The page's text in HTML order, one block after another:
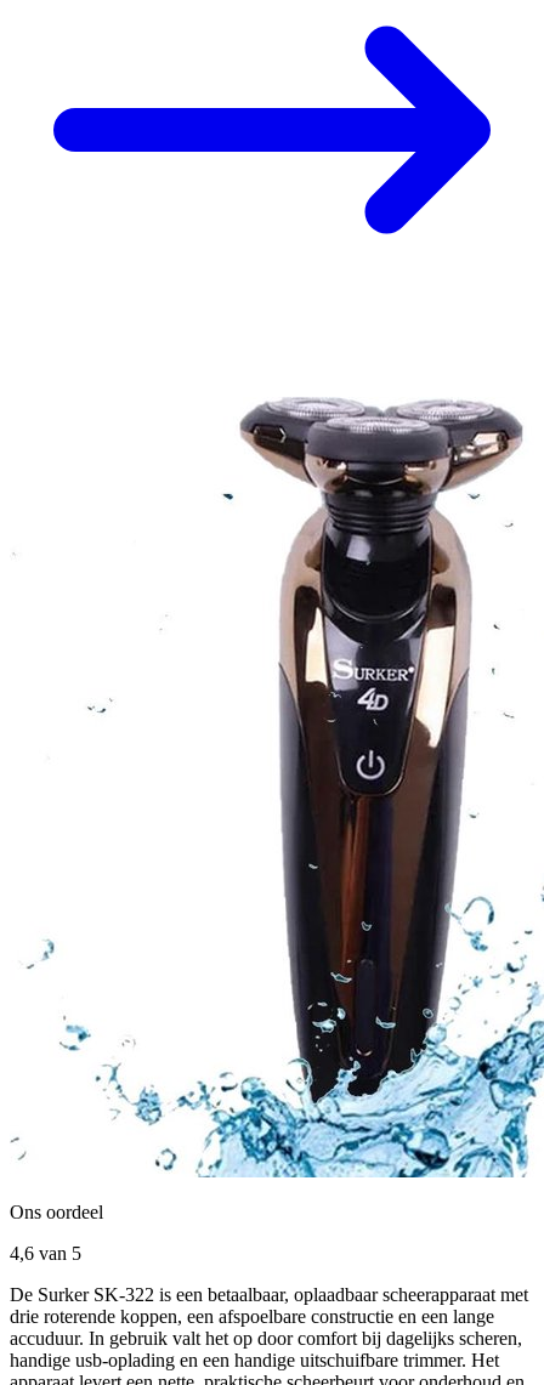
Ons oordeel
4,6 van 5
De Surker SK-322 is een betaalbaar, oplaadbaar scheerapparaat met
drie roterende koppen, een afspoelbare constructie en een lange
accuduur. In gebruik valt het op door comfort bij dagelijks scheren,
handige usb-oplading en een handige uitschuifbare trimmer. Het